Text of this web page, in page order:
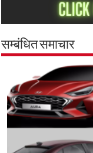
सम्बंधित समाचार